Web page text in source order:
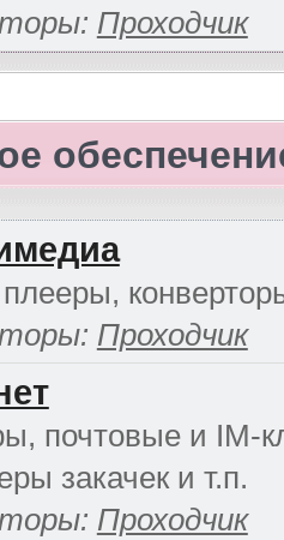
Проходчик
Проходчик
почтовые и IM-
закачек и т.п.
Проходчик